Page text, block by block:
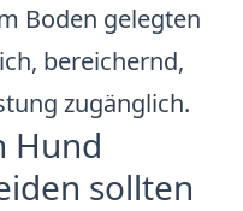
Boden gelegten
bereichernd,
zugänglich.
Hund
sollten